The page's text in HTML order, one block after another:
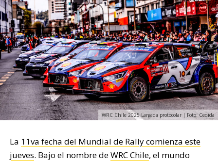
WRC Chile 2025 Largada protocolar | Foto: Cedida
La 11va fecha del Mundial de Rally comienza este
jueves. Bajo el nombre deWRC Chile, el mundo